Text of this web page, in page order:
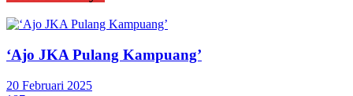
‘Ajo JKA Pulang Kampuang’
20 Februari 2025